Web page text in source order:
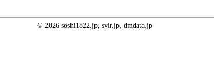
© 2026 soshi1822.jp, svir.jp, dmdata.jp